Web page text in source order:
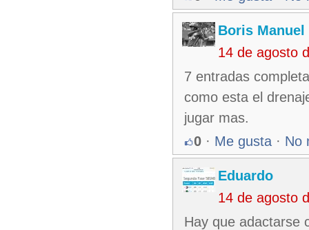
Boris Manuel
14 de agosto
7 entradas
como esta el
jugar mas.
0 · Me gusta · No
Eduardo
14 de agosto
Hay que adactarse